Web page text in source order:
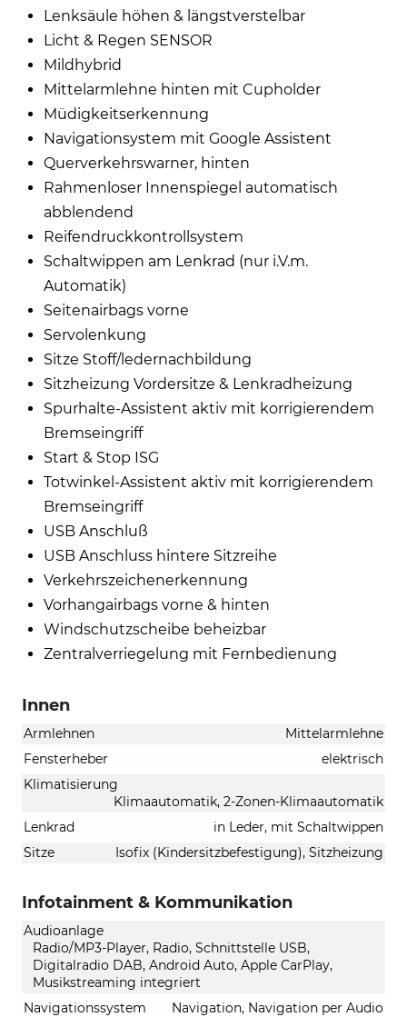
Lenksäule höhen & längstverstelbar
Licht & Regen SENSOR
Mildhybrid
Mittelarmlehne hinten mit Cupholder
Müdigkeitserkennung
Navigationsystem mit Google Assistent
Querverkehrswarner, hinten
Rahmenloser Innenspiegel automatisch
abblendend
Reifendruckkontrollsystem
Schaltwippen am Lenkrad (nur i.V.m.
Automatik)
Seitenairbags vorne
Servolenkung
Sitze Stoff/ledernachbildung
Sitzheizung Vordersitze & Lenkradheizung
Spurhalte-Assistent aktiv mit korrigierendem
Bremseingriff
Start & Stop ISG
Totwinkel-Assistent aktiv mit korrigierendem
Bremseingriff
USB Anschluß
USB Anschluss hintere Sitzreihe
Verkehrszeichenerkennung
Vorhangairbags vorne & hinten
Windschutzscheibe beheizbar
Zentralverriegelung mit Fernbedienung
Innen
Armlehnen
Mittelarmlehne
Fensterheber
elektrisch
Klimatisierung
Klimaautomatik, 2-Zonen-Klimaautomatik
Lenkrad
in Leder, mit Schaltwippen
Sitze
Isofix (Kindersitzbefestigung), Sitzheizung
Infotainment & Kommunikation
Audioanlage
Radio/MP3-Player, Radio, Schnittstelle USB,
Digitalradio DAB, Android Auto, Apple CarPlay,
Musikstreaming integriert
Navigationssystem
Navigation, Navigation per Audio